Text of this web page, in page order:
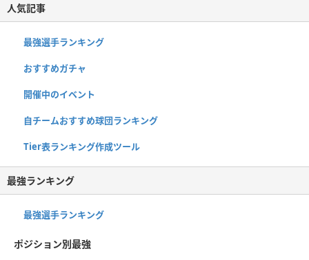
人気記事
最強選手ランキング
おすすめガチャ
開催中のイベント
自チームおすすめ球団ランキング
Tier表ランキング作成ツール
最強ランキング
最強選手ランキング
ポジション別最強